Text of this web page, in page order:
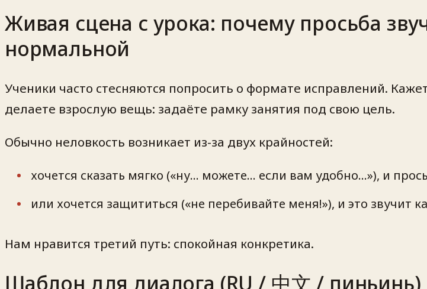
Живая сцена с урока: почему просьба
нормальной
Ученики часто стесняются попросить о формате исправлений.
делаете взрослую вещь: задаёте рамку занятия под свою цель.
Обычно неловкость возникает из-за двух крайностей:
хочется сказать мягко («ну… можете… если вам удобно…»), и
или хочется защититься («не перебивайте меня!»), и это звучит
Нам нравится третий путь: спокойная конкретика.
Шаблон для диалога (RU / 中文 / пиньинь)